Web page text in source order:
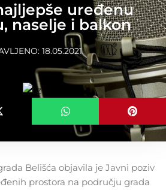
uređenu
naselje i balkon
18.05.2021.
Belišća objavila je Javni poziv
prostora na području grada